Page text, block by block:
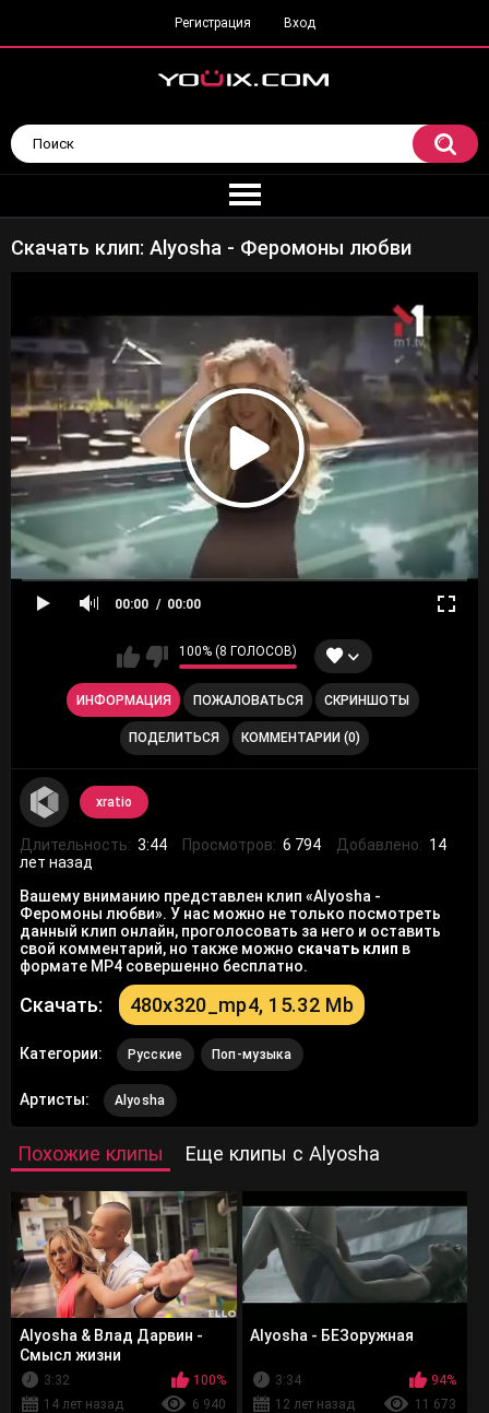
Регистрация Вход
Скачать клип: Alyosha - Феромоны любви
00:00 00:00
100% (8 ГОЛОСОВ)
ИНФОРМАЦИЯ ПОЖАЛОВАТЬСЯ СКРИНШОТЫ
ПОДЕЛИТЬСЯ КОММЕНТАРИИ (0)
xratio
Длительность: 3:44 Просмотров: 6 794 Добавлено: 14
лет назад
Вашему вниманию представлен клип «Alyosha -
Феромоны любви». У нас можно не только посмотреть
данный клип онлайн, проголосовать за него и оставить
свой комментарий, но также можно скачать клип в
формате MP4 совершенно бесплатно.
Скачать: 480x320_mp4, 15.32 Mb
Категории: Русские Поп-музыка
Артисты: Alyosha
Похожие клипы Еще клипы с Alyosha
Alyosha & Влад Дарвин -
Смысл жизни
3:32
100%
14 лет назад
6 940
Alyosha - БЕЗоружная
3:34
94%
12 лет назад
11 673